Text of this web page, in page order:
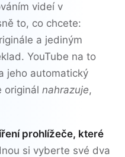
videí v
to, co chcete:
a jediným
YouTube na to
jeho automatický
originál nahrazuje,
prohlížeče, které
si vyberte své dva